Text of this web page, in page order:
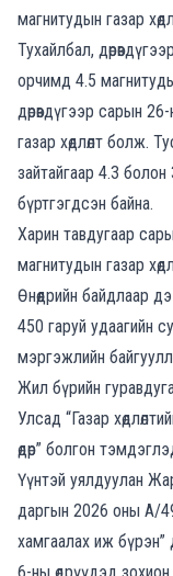
магнитудын газар
Тухайлбал,
орчимд 4.5
дөрөвдүгээр сарын
газар хөдлөлт болж.
зайтайгаар 4.3
бүртгэгдсэн байна.
Харин тавдугаар
магнитудын газар
Өнөөдрийн байдлаар
450 гаруй удаагийн
мэргэжлийн
Жил бүрийн
Улсад “Газар
өдөр” болгон
Үүнтэй уялдуулан
даргын 2026 оны А/
хамгаалах иж бүрэн”